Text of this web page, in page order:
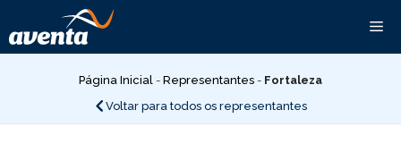
para
o
Página Inicial - Representantes - Fortaleza
Voltar para todos os representantes